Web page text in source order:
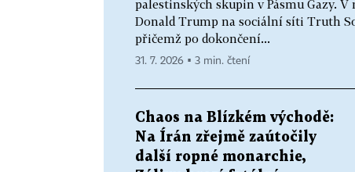
palestinských skupin v Pásmu Gazy.
Donald Trump na sociální síti Truth
přičemž po dokončení...
31. 7. 2026 ▪ 3 min. čtení
Chaos na Blízkém východě:
Na Írán zřejmě zaútočily
další ropné monarchie,